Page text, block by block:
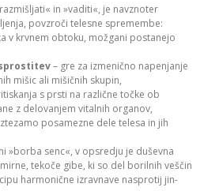
in »vaditi«, je navznoter
povzroči telesne spremembe:
v krvnem obtoku, možgani postanejo
– gre za izmenično napenjanje
mišic ali mišičnih skupin,
s prsti na različne točke ob
z delovanjem vitalnih organov,
posamezne dele telesa in jih
»borba senc«, v opsredju je duševna
tekoče gibe, ki so del borilnih veščin
harmonične izravnave nasprotij jin-